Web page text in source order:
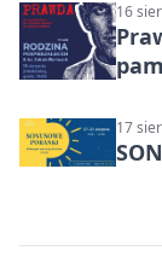
16
17